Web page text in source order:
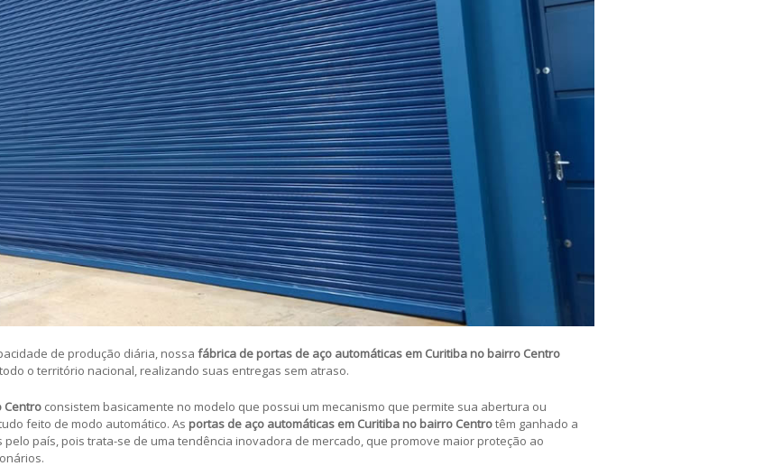
de produção diária, nossa fábrica de portas de aço automáticas em Curitiba no bairro Centro
o território nacional, realizando suas entregas sem atraso.
Centro consistem basicamente no modelo que possui um mecanismo que permite sua abertura ou
feito de modo automático. As portas de aço automáticas em Curitiba no bairro Centrotêm ganhado a
país, pois trata-se de uma tendência inovadora de mercado, que promove maior proteção ao